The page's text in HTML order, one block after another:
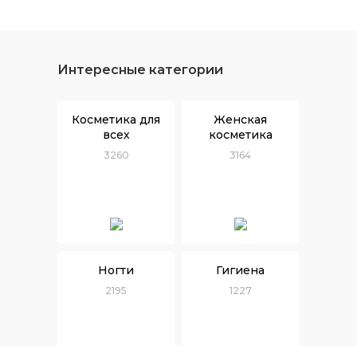
Интересные категории
Косметика для
всех
3260
Женская
косметика
3164
Ногти
2195
Гигиена
1227